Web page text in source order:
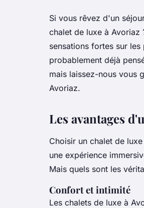
avec style :
Si vous rêvez d'un
chalet de luxe à
sensations fortes sur les
probablement déjà
mais laissez-nous vous
Avoriaz.
Les avantages
Choisir un chalet de
une expérience
Mais quels sont les
Confort et intimité
Les chalets de luxe à